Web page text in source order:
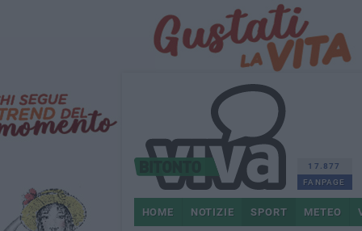
17.877
FANPAGE
HOME NOTIZIE SPORT METEO